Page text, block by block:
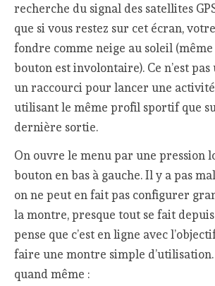
recherche du signal des satellites
que si vous restez sur cet écran,
fondre comme neige au soleil (même
bouton est involontaire). Ce n’est pas
un raccourci pour lancer une
utilisant le même profil sportif que
dernière sortie.
On ouvre le menu par une pression
bouton en bas à gauche. Il y a pas
on ne peut en fait pas configurer
la montre, presque tout se fait depuis
pense que c’est en ligne avec
faire une montre simple
quand même :